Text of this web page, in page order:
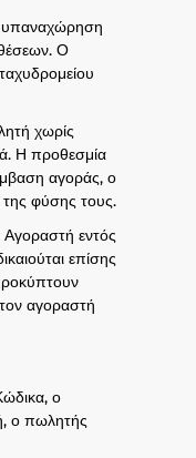
υπαναχώρηση
Ο
χωρίς
Η προθεσμία
αγοράς, ο
φύσης τους.
εντός
επίσης
αγοραστή
ο
ο πωλητής